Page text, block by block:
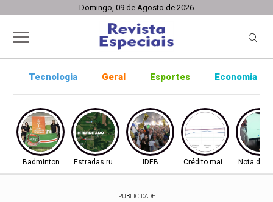
Domingo, 09 de Agosto de 2026
Tecnologia Geral Esportes Economia
Badminton Estradas rurais IDEB Crédito mais difícilNota do
PUBLICIDADE